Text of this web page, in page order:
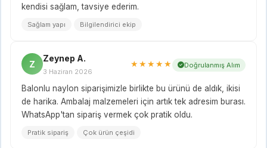
kendisi sağlam, tavsiye ederim.
Sağlam yapı Bilgilendirici ekip
Z
Zeynep A.
3 Haziran 2026
★★★★★ Doğrulanmış Alım
Balonlu naylon siparişimizle birlikte bu ürünü de aldık, ikisi
de harika. Ambalaj malzemeleri için artık tek adresim burası.
WhatsApp'tan sipariş vermek çok pratik oldu.
Pratik sipariş Çok ürün çeşidi